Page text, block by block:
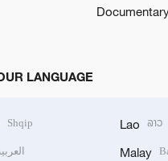
LANGUAGE
Shqip Lao ລາວ
Malay